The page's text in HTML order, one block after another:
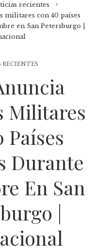
recientes
militares con 40 países
en San Petersburgo |
Militares
Países
Durante
En San
|